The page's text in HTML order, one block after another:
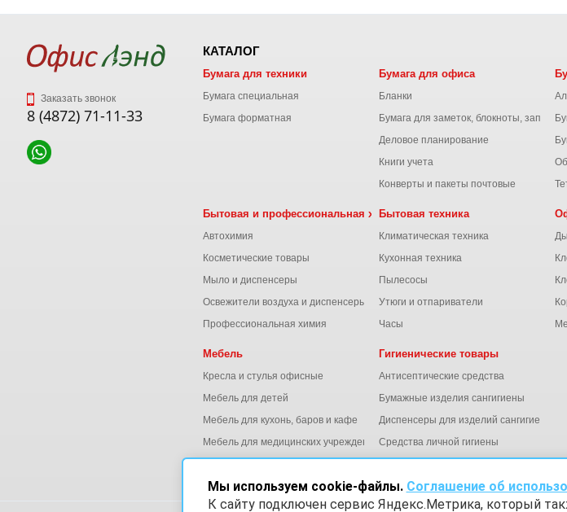
Заказать звонок
8 (4872) 71-11-33
КАТАЛОГ
Бумага для техники
Бумага специальная
Бумага форматная
Бумага для офиса
Бланки
Бумага для заметок, блокноты,
Деловое планирование
Книги учета
Конверты и пакеты почтовые
Бытовая и профессиональная химия
Автохимия
Косметические товары
Мыло и диспенсеры
Освежители воздуха и диспенсеры
Профессиональная химия
Бытовая техника
Климатическая техника
Кухонная техника
Пылесосы
Утюги и отпариватели
Часы
Мебель
Кресла и стулья офисные
Мебель для детей
Мебель для кухонь, баров и кафе
Мебель для медицинских учреждений
Гигиенические товары
Антисептические средства
Бумажные изделия сангигиены
Диспенсеры для изделий сангигиены
Средства личной гигиены
Мы используем cookie-файлы. Соглашение об
К сайту подключен сервис Яндекс.Метрика, который